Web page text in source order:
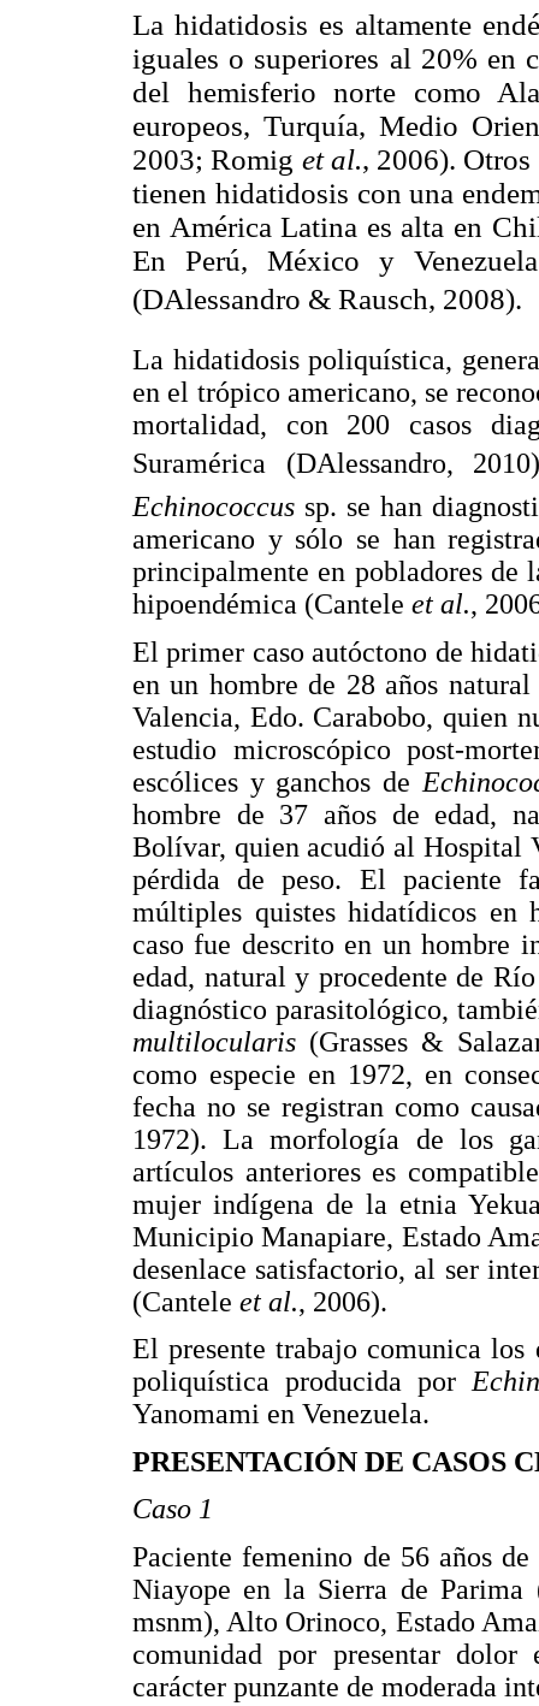
La hidatidosis es altamente
iguales o superiores al 20% en
del hemisferio norte como
europeos, Turquía, Medio
2003; Romig et al., 2006).
tienen hidatidosis con una
en América Latina es alta en
En Perú, México y
(DAlessandro & Rausch, 2008).
La hidatidosis poliquística,
en el trópico americano, se
mortalidad, con 200 casos
Suramérica (DAlessandro,
Echinococcus sp. se han
americano y sólo se han
principalmente en pobladores de
hipoendémica (Cantele et al.,
El primer caso autóctono de
en un hombre de 28 años
Valencia, Edo. Carabobo, quien
estudio microscópico post-
escólices y ganchos de
hombre de 37 años de edad,
Bolívar, quien acudió al Hospital
pérdida de peso. El paciente
múltiples quistes hidatídicos en
caso fue descrito en un hombre
edad, natural y procedente de
diagnóstico parasitológico,
multilocularis (Grasses &
como especie en 1972, en
fecha no se registran como
1972). La morfología de los
artículos anteriores es
mujer indígena de la etnia
Municipio Manapiare, Estado
desenlace satisfactorio, al ser
(Cantele et al., 2006).
El presente trabajo comunica los
poliquística producida por
Yanomami en Venezuela.
PRESENTACIÓN DE CASOS
Caso 1
Paciente femenino de 56 años
Niayope en la Sierra de Parima
msnm), Alto Orinoco, Estado
comunidad por presentar
carácter punzante de moderada